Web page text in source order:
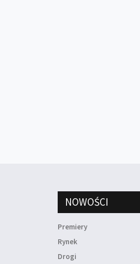
NOWOŚCI
Premiery
Rynek
Drogi